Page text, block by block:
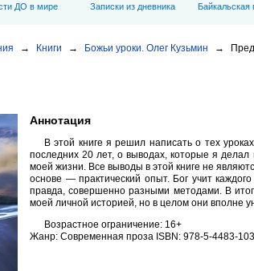
→ Книги → Божьи уроки. Олег Кузьмин →
Аннотация
В этой книге я решил написать о тех
последних 20 лет, о выводах, которые я делал
моей жизни. Все выводы в этой книге не
основе — практический опыт. Бог учит
правда, совершенно разными методами. В
моей личной историей, но в целом они вполне
Возрастное ограничение: 16+
Жанр: Современная проза ISBN: 978-5-4483-
ДО в мире
Записки из дневника
Байкальская